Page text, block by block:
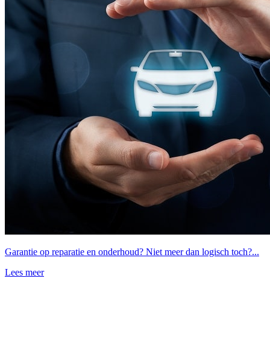
Garantie op reparatie en onderhoud? Niet meer dan logisch toch?...
Lees meer